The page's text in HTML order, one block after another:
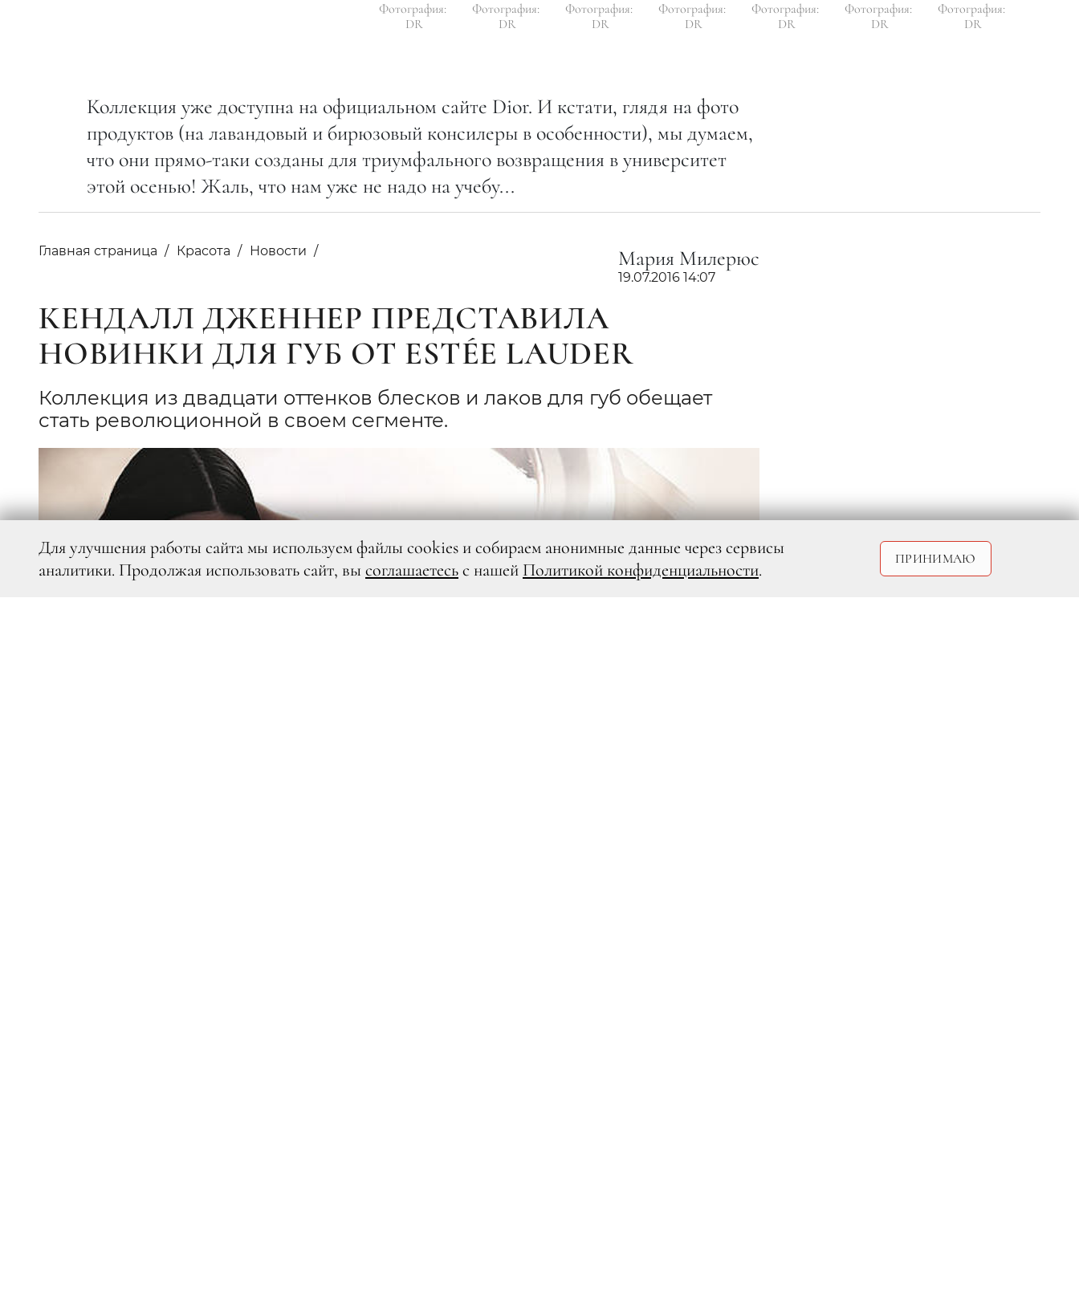
Фотография:
DR
Фотография:
DR
Фотография:
DR
Фотография:
DR
Фотография:
DR
Фотография:
DR
Фотография:
DR
Коллекция уже доступна на официальном сайте Dior. И кстати, глядя на фото
продуктов (на лавандовый и бирюзовый консилеры в особенности), мы думаем,
что они прямо-таки созданы для триумфального возвращения в университет
этой осенью! Жаль, что нам уже не надо на учебу...
Главная страница Красота Новости Мария Милерюс
19.07.2016 14:07
КЕНДАЛЛ ДЖЕННЕР ПРЕДСТАВИЛА
НОВИНКИ ДЛЯ ГУБ ОТ ESTÉE LAUDER
Коллекция из двадцати оттенков блесков и лаков для губ обещает
стать революционной в своем сегменте.
Для улучшения работы сайта мы используем файлы cookies и собираем анонимные данные через сервисы
аналитики. Продолжая использовать сайт, вы соглашаетесьс нашей Политикой конфиденциальности.
ПРИНИМАЮ